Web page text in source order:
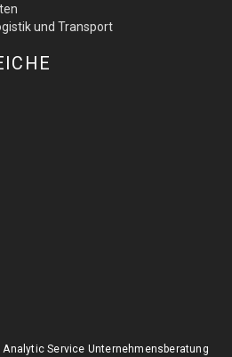
und Transport
Service Unternehmensberatung